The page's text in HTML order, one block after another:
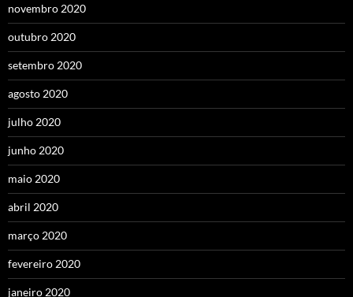
novembro 2020
outubro 2020
setembro 2020
agosto 2020
julho 2020
junho 2020
maio 2020
abril 2020
março 2020
fevereiro 2020
janeiro 2020